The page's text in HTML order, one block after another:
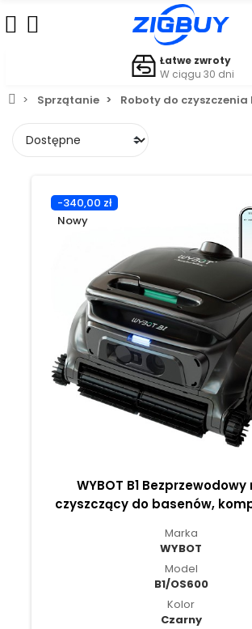
Łatwe zwroty
W ciągu 30 dni
Sprzątanie Roboty do czyszczenia
-340,00 zł
Nowy
WYBOT B1
czyszczący do basenów,
krawędzi i narożników
Marka
WYBOT
Model
B1/OS600
Kolor
Czarny